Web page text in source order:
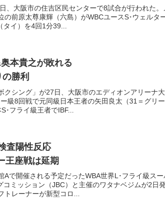
、大阪市の住吉区民センターで8試合が行われた。
前原太尊康輝（六島）がWBCユースS･ウェルタ
イ）を4回1分39...
奥本貴之が敗れる
勝利
クシング」が27日、大阪市のエディオンアリーナ大
級8回戦で元同級日本王者の矢田良太（31＝グリー
･フライ級王者でIBF...
査陽性反応
王座戦は延期
で開催される予定だったWBA世界L･フライ級スー
ミッション（JBC）と主催のワタナベジムが2日発
レーナーが新型コロ...